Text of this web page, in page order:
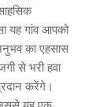
यह गांव आपको
का एहसास
से भरी हवा
करेंगे।